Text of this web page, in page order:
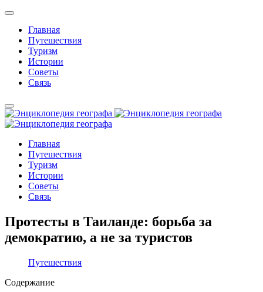
Главная
Путешествия
Туризм
Истории
Советы
Связь
Главная
Путешествия
Туризм
Истории
Советы
Связь
Протесты в Таиланде: борьба за
демократию, а не за туристов
Путешествия
Содержание